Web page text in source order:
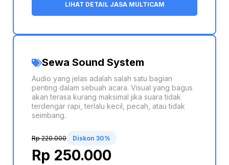
LIHAT DETAIL JASA MULTICAM
Sewa Sound System
Audio yang jelas adalah salah satu bagian
penting dalam sebuah acara. Visual yang bagus
akan terasa kurang maksimal jika suara tidak
terdengar rapi, terlalu kecil, pecah, atau tidak
seimbang.
Rp 220.000 Diskon 30%
Rp 250.000